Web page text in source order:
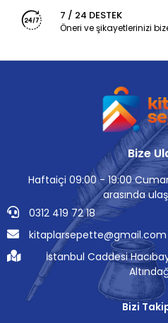
7 / 24 DESTEK
Öneri ve şikayetlerinizi
Bize
Haftaiçi 09:00 - 19:00
arasında
0312 419 72 18
kitaplarsepette@gmail.com
İstanbul Caddesi
Bizi